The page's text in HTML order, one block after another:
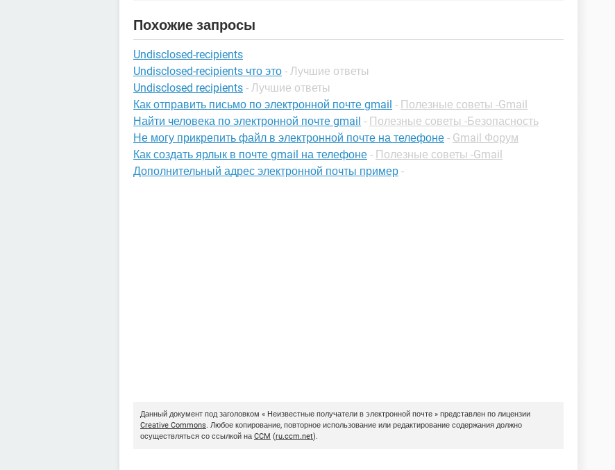
Похожие запросы
Undisclosed-recipients
Undisclosed-recipients что это - Лучшие ответы
Undisclosed recipients - Лучшие ответы
Как отправить письмо по электронной почте gmail - Полезные советы -Gmail
Найти человека по электронной почте gmail - Полезные советы -Безопасность
Не могу прикрепить файл в электронной почте на телефоне - Gmail Форум
Как создать ярлык в почте gmail на телефоне - Полезные советы -Gmail
Дополнительный адрес электронной почты пример -
Данный документ под заголовком « Неизвестные получатели в электронной почте » представлен по лицензии
Creative Commons. Любое копирование, повторное использование или редактирование содержания должно
осуществляться со ссылкой на CCM (ru.ccm.net).